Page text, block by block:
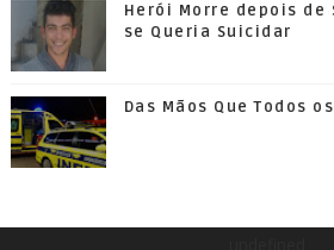
Herói Morre depois de
se Queria Suicidar
Das Mãos Que Todos